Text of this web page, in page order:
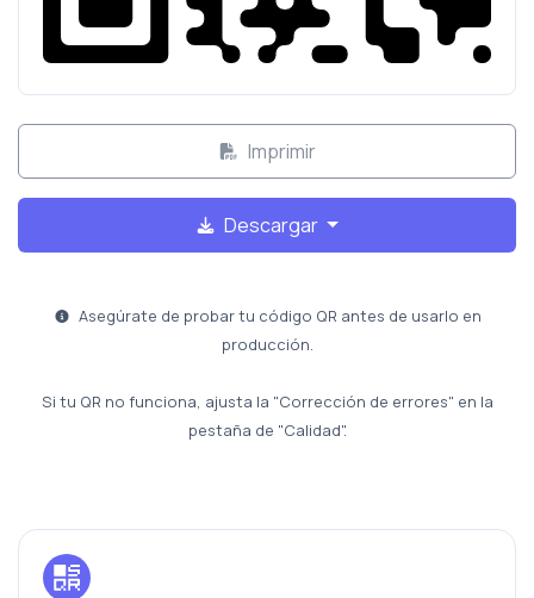
Imprimir
Descargar
Asegúrate de probar tu código QR antes de usarlo en
producción.
Si tu QR no funciona, ajusta la "Corrección de errores" en la
pestaña de "Calidad".